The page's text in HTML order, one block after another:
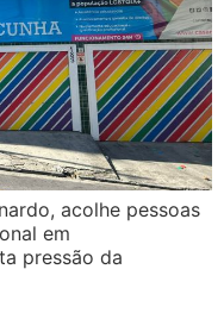
acolhe pessoas
em
pressão da